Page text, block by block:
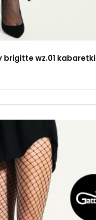
brigitte wz.01 kabaretki